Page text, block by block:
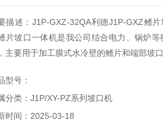
描述：J1P-GXZ-32QA利德J1P-GXZ鳍
片坡口一体机是我公司结合电力、锅炉
主要用于加工膜式水冷壁的鳍片和端部坡口
型号：
分类：J1P/XY-PZ系列坡口机
时间：2025-03-18